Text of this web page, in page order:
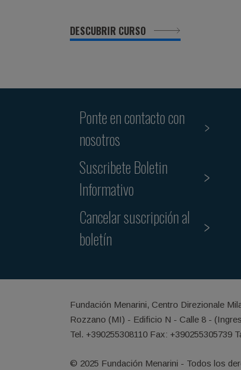
DESCUBRIR CURSO
Ponte en contacto con
nosotros
Suscribete Boletin
Informativo
Cancelar suscripción al
boletín
Fundación Menarini, Centro Direzionale
Rozzano (MI) - Edificio N - Calle 8 -
Tel. +390255308110 Fax: +390255305739
© 2025 Fundación Menarini - Todos los